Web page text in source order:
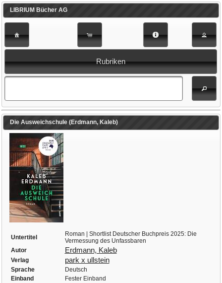
LIBRIUM Bücher AG
Rubriken
Die Ausweichschule (Erdmann, Kaleb)
Untertitel
Roman | Shortlist Deutscher Buchpreis 2025: Die
Vermessung des Unfassbaren
Autor
Erdmann, Kaleb
Verlag park x ullstein
Sprache
Deutsch
Einband
Fester Einband